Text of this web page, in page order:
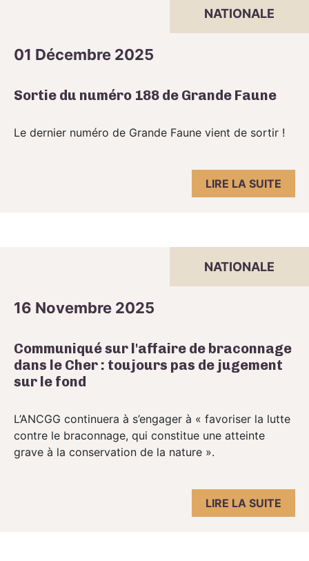
NATIONALE
01 Décembre 2025
Sortie du numéro 188 de Grande Faune
Le dernier numéro de Grande Faune vient de sortir !
LIRE LA SUITE
NATIONALE
16 Novembre 2025
Communiqué sur l'affaire de braconnage
dans le Cher : toujours pas de jugement
sur le fond
L’ANCGG continuera à s’engager à « favoriser la lutte
contre le braconnage, qui constitue une atteinte
grave à la conservation de la nature ».
LIRE LA SUITE